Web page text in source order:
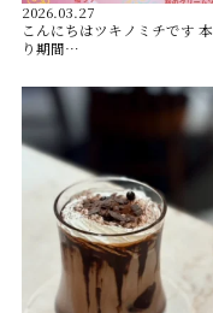
2026.03.27
こんにちはツキノミチです️
り期間…